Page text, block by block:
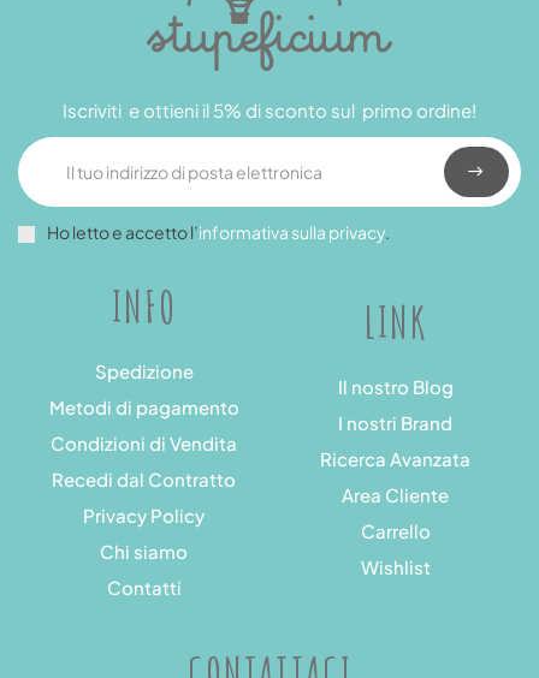
INFO
Spedizione
Metodi di pagamento
Condizioni di Vendita
Recedi dal Contratto
Privacy Policy
Chi siamo
Contatti
LINK
Il nostro Blog
I nostri Brand
Ricerca Avanzata
Area Cliente
Carrello
Wishlist
Iscriviti e ottieni il 5% di sconto sul primo ordine!
Ho letto e accetto l’informativa sulla privacy.